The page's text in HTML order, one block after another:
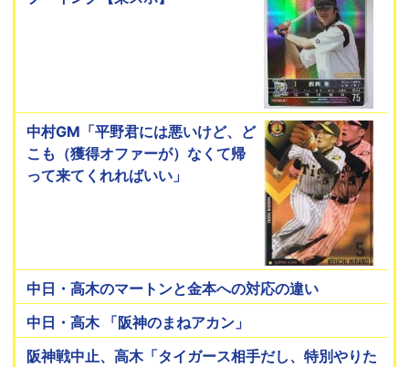
中村GM「平野君には悪いけど、ど
こも（獲得オファーが）なくて帰
って来てくれればいい」
中日・高木のマートンと金本への対応の違い
中日・高木 「阪神のまねアカン」
阪神戦中止、高木「タイガース相手だし、特別やりた